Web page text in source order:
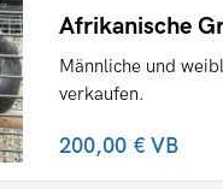
Afrikanische
Männliche und
verkaufen.
200,00 €VB